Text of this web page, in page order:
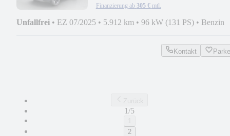
Finanzierung ab 305 € mtl.
Unfallfrei • EZ 07/2025 • 5.912 km • 96 kW (131 PS) • Benzin
Kontakt
1/5
2